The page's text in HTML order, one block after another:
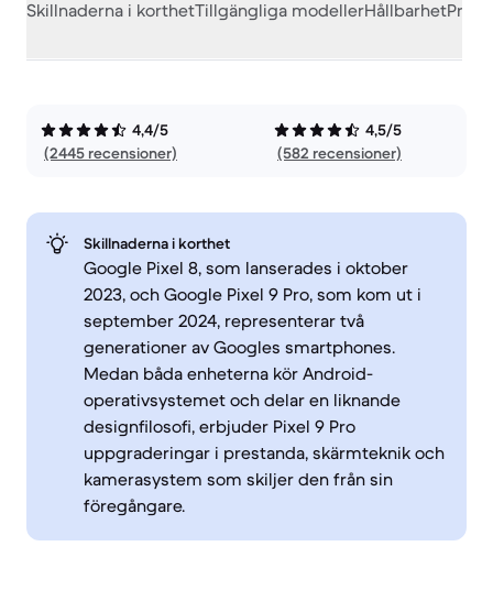
Skillnaderna i korthetTillgängliga modellerHållbarhet
4,4/5
(2445 recensioner)
4,5/5
(582 recensioner)
Skillnaderna i korthet
Google Pixel 8, som lanserades i oktober
2023, och Google Pixel 9 Pro, som kom ut i
september 2024, representerar två
generationer av Googles smartphones.
Medan båda enheterna kör Android-
operativsystemet och delar en liknande
designfilosofi, erbjuder Pixel 9 Pro
uppgraderingar i prestanda, skärmteknik och
kamerasystem som skiljer den från sin
föregångare.